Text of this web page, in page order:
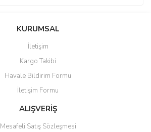
KURUMSAL
İletişim
Kargo Takibi
Havale Bildirim Formu
İletişim Formu
ALIŞVERİŞ
Mesafeli Satış Sözleşmesi